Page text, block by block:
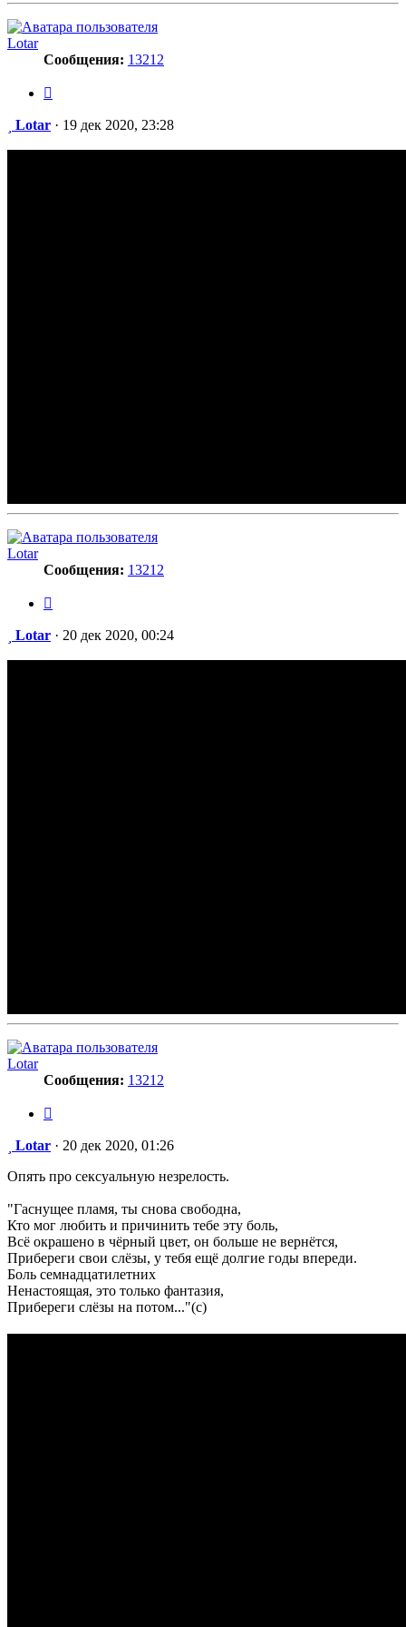
Lotar
Сообщения: 13212
Сообщение
Lotar · 19 дек 2020, 23:28
Lotar
Сообщения: 13212
Сообщение
Lotar · 20 дек 2020, 00:24
Lotar
Сообщения: 13212
Сообщение
Lotar · 20 дек 2020, 01:26
Опять про сексуальную незрелость.
"Гаснущее пламя, ты снова свободна,
Кто мог любить и причинить тебе эту боль,
Всё окрашено в чёрный цвет, он больше не вернётся,
Прибереги свои слёзы, у тебя ещё долгие годы впереди.
Боль семнадцатилетних
Ненастоящая, это только фантазия,
Прибереги слёзы на потом..."(с)